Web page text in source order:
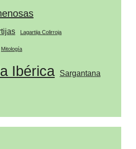
Lagartija Colirroja
Mitología
Ibérica Sargantana